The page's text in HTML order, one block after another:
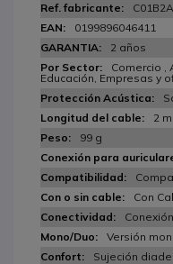
0199896046411
2 años
Comercio ,
Educación, Empresas y
2 m
99 g
Con
Versión
Sujeción